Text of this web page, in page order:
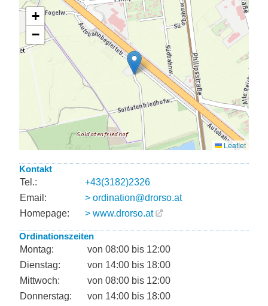
Kontakt
Tel.:
+43(3182)2326
Email:
> ordination@drorso.at
Homepage:
> www.drorso.at
Ordinationszeiten
Montag:
von 08:00 bis 12:00
Dienstag:
von 14:00 bis 18:00
Mittwoch:
von 08:00 bis 12:00
Donnerstag:
von 14:00 bis 18:00